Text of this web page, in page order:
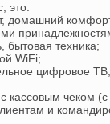
это:
домашний
бытовая техника;
WiFi;
цифровое ТВ;
кассовым чеком
и